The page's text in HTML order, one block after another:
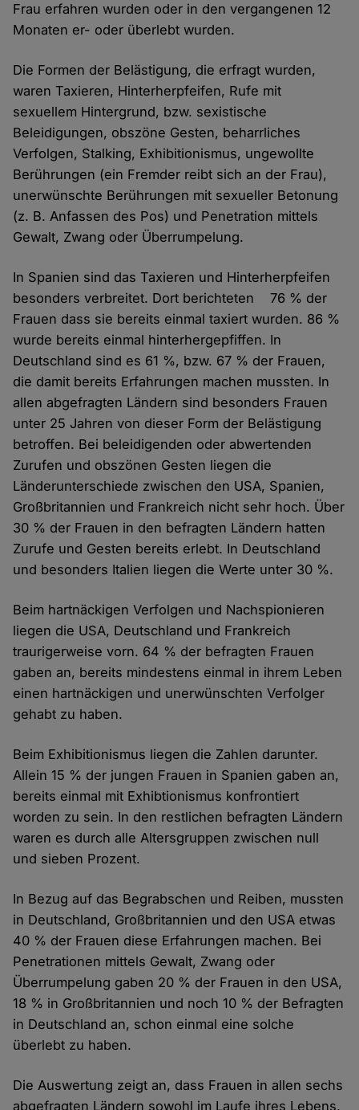
Frau erfahren wurden oder in den vergangenen 12
Monaten er- oder überlebt wurden.
Die Formen der Belästigung, die erfragt wurden,
waren Taxieren, Hinterherpfeifen, Rufe mit
sexuellem Hintergrund, bzw. sexistische
Beleidigungen, obszöne Gesten, beharrliches
Verfolgen, Stalking, Exhibitionismus, ungewollte
Berührungen (ein Fremder reibt sich an der Frau),
unerwünschte Berührungen mit sexueller Betonung
(z. B. Anfassen des Pos) und Penetration mittels
Gewalt, Zwang oder Überrumpelung.
In Spanien sind das Taxieren und Hinterherpfeifen
besonders verbreitet. Dort berichteten 76 % der
Frauen dass sie bereits einmal taxiert wurden. 86 %
wurde bereits einmal hinterhergepfiffen. In
Deutschland sind es 61 %, bzw. 67 % der Frauen,
die damit bereits Erfahrungen machen mussten. In
allen abgefragten Ländern sind besonders Frauen
unter 25 Jahren von dieser Form der Belästigung
betroffen. Bei beleidigenden oder abwertenden
Zurufen und obszönen Gesten liegen die
Länderunterschiede zwischen den USA, Spanien,
Großbritannien und Frankreich nicht sehr hoch. Über
30 % der Frauen in den befragten Ländern hatten
Zurufe und Gesten bereits erlebt. In Deutschland
und besonders Italien liegen die Werte unter 30 %.
Beim hartnäckigen Verfolgen und Nachspionieren
liegen die USA, Deutschland und Frankreich
traurigerweise vorn. 64 % der befragten Frauen
gaben an, bereits mindestens einmal in ihrem Leben
einen hartnäckigen und unerwünschten Verfolger
gehabt zu haben.
Beim Exhibitionismus liegen die Zahlen darunter.
Allein 15 % der jungen Frauen in Spanien gaben an,
bereits einmal mit Exhibtionismus konfrontiert
worden zu sein. In den restlichen befragten Ländern
waren es durch alle Altersgruppen zwischen null
und sieben Prozent.
In Bezug auf das Begrabschen und Reiben, mussten
in Deutschland, Großbritannien und den USA etwas
40 % der Frauen diese Erfahrungen machen. Bei
Penetrationen mittels Gewalt, Zwang oder
Überrumpelung gaben 20 % der Frauen in den USA,
18 % in Großbritannien und noch 10 % der Befragten
in Deutschland an, schon einmal eine solche
überlebt zu haben.
Die Auswertung zeigt an, dass Frauen in allen sechs
abgefragten Ländern sowohl im Laufe ihres Lebens,